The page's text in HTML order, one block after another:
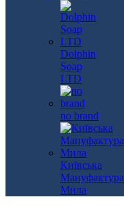
Dolphin
Soap
LTD
no brand
Київська
Мануфактура
Мила